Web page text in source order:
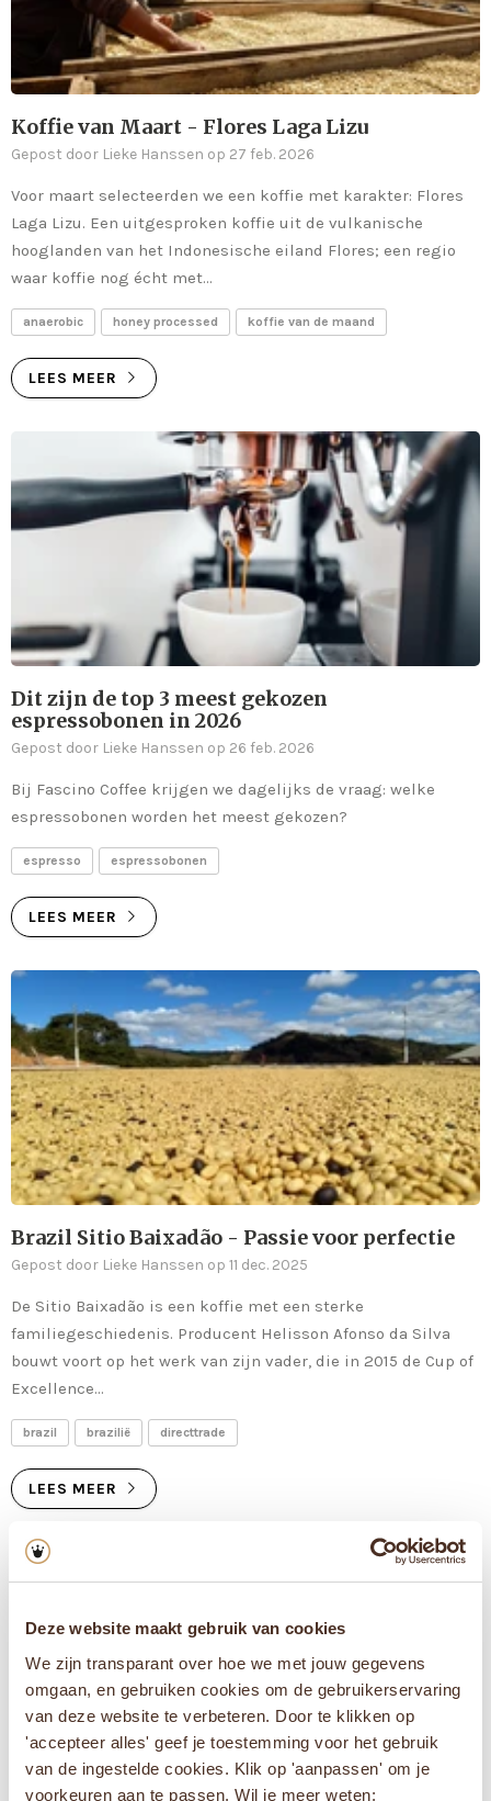
Deze website maakt gebruik van cookies
We zijn transparant over hoe we met jouw gegevens
omgaan, en gebruiken cookies om de gebruikerservaring
van deze website te verbeteren. Door te klikken op
'accepteer alles' geef je toestemming voor het gebruik
van de ingestelde cookies. Klik op 'aanpassen' om je
voorkeuren aan te passen. Wil je meer weten:
Koffie van Maart - Flores Laga Lizu
Gepost door Lieke Hanssen op 27 feb. 2026
Voor maart selecteerden we een koffie met karakter: Flores
Laga Lizu. Een uitgesproken koffie uit de vulkanische
hooglanden van het Indonesische eiland Flores; een regio
waar koffie nog écht met...
anaerobic honey processed koffie van de maand
LEES MEER
Dit zijn de top 3 meest gekozen
espressobonen in 2026
Gepost door Lieke Hanssen op 26 feb. 2026
Bij Fascino Coffee krijgen we dagelijks de vraag: welke
espressobonen worden het meest gekozen?
espresso espressobonen
LEES MEER
Brazil Sitio Baixadão - Passie voor perfectie
Gepost door Lieke Hanssen op 11 dec. 2025
De Sitio Baixadão is een koffie met een sterke
familiegeschiedenis. Producent Helisson Afonso da Silva
bouwt voort op het werk van zijn vader, die in 2015 de Cup of
Excellence...
brazil brazilië directtrade
LEES MEER